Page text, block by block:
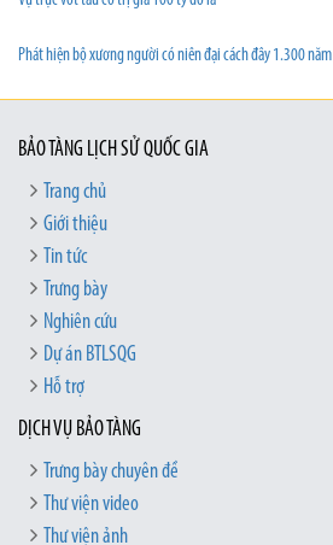
Phát hiện bộ xương người có niên đại cách đây 1.300 năm
BẢO TÀNG LỊCH SỬ QUỐC GIA
Trang chủ
Giới thiệu
Tin tức
Trưng bày
Nghiên cứu
Dự án BTLSQG
Hỗ trợ
DỊCH VỤ BẢO TÀNG
Trưng bày chuyên đề
Thư viện video
Thư viện ảnh